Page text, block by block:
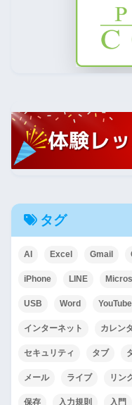
タグ
AI Excel Gmail
iPhone LINE
USB Word YouTube
インターネット カレン
セキュリティ タブ
メール ライブ リン
保存 入力規則 入門